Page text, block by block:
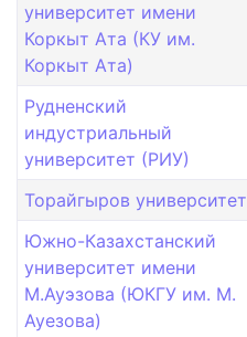
университет имени
Коркыт Ата (КУ им.
Коркыт Ата)
Рудненский
индустриальный
университет (РИУ)
Торайгыров университет
Южно-Казахстанский
университет имени
М.Ауэзова (ЮКГУ им. М.
Ауезова)